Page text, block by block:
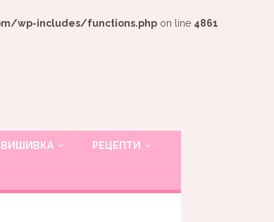
wp-includes/functions.php on line 4861
ВИШИВКА РЕЦЕПТИ